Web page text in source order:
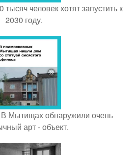
человек хотят запустить к
2030 году.
В Мытищах обнаружили очень
арт - объект.